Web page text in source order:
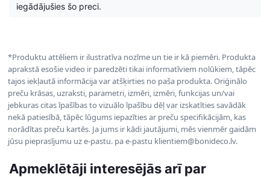
iegādājušies šo preci.
*Produktu attēliem ir ilustratīva nozīme un tie ir kā piemēri. Produkta
aprakstā esošie video ir paredzēti tikai informatīviem nolūkiem, tāpēc
tajos iekļautā informācija var atšķirties no paša produkta. Oriģinālo
preču krāsas, uzraksti, parametri, izmēri, izmēri, funkcijas un/vai
jebkuras citas īpašības to vizuālo īpašību dēļ var izskatīties savādāk
nekā patiesībā, tāpēc lūgums iepazīties ar preču specifikācijām, kas
norādītas preču kartēs. Ja jums ir kādi jautājumi, mēs vienmēr gaidām
jūsu pieprasījumu uz e-pastu. pa e-pastu klientiem@bonideco.lv.
Apmeklētāji interesējās arī par